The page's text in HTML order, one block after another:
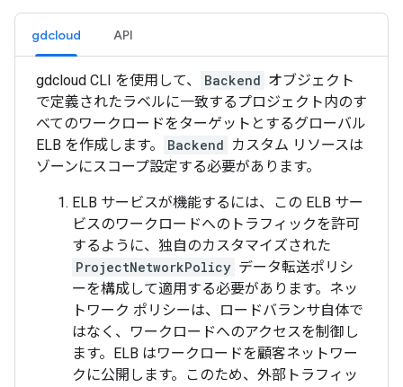
gdcloud API
gdcloud CLI を使用して、 Backend オブジェクト
で定義されたラベルに一致するプロジェクト内のす
べてのワークロードをターゲットとするグローバル
ELB を作成します。
Backend カスタム リソースは
ゾーンにスコープ設定する必要があります。
ELB サービスが機能するには、この ELB サー
ビスのワークロードへのトラフィックを許可
するように、独自のカスタマイズされた
ProjectNetworkPolicy データ転送ポリシ
ーを構成して適用する必要があります。ネッ
トワーク ポリシーは、ロードバランサ自体で
はなく、ワークロードへのアクセスを制御し
ます。ELB はワークロードを顧客ネットワー
クに公開します。このため、外部トラフィッ